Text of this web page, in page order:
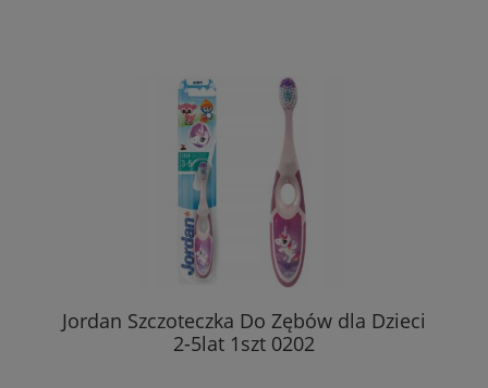
Jordan Szczoteczka Do Zębów dla Dzieci
2-5lat 1szt 0202